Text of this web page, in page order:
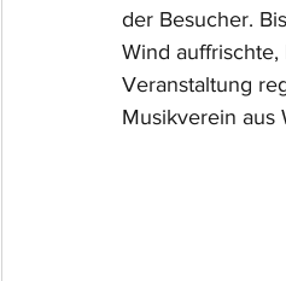
der Besucher.
Wind
Veranstaltung
Musikverein aus